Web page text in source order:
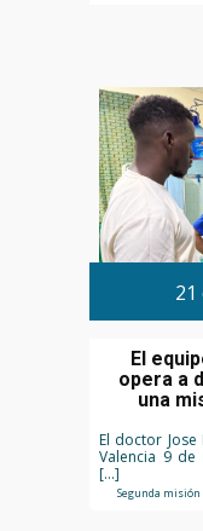
21
El
opera a
una
El doctor
Valencia 9 de
[…]
Segunda misión